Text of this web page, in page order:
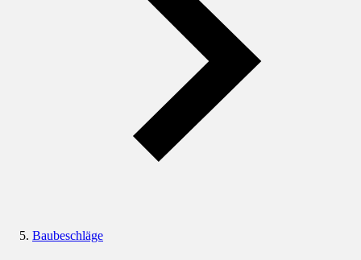
Baubeschläge